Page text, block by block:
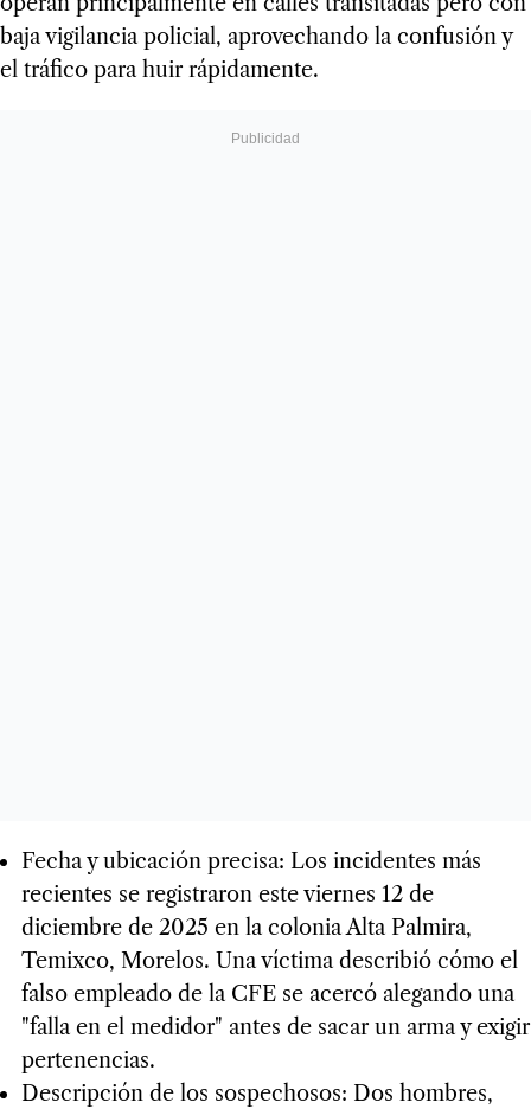
baja vigilancia policial, aprovechando la confusión y
el tráfico para huir rápidamente.
Fecha y ubicación precisa: Los incidentes más
recientes se registraron este viernes 12 de
diciembre de 2025 en la colonia Alta Palmira,
Temixco, Morelos. Una víctima describió cómo el
falso empleado de la CFE se acercó alegando una
"falla en el medidor" antes de sacar un arma y exigir
pertenencias.
Descripción de los sospechosos: Dos hombres,